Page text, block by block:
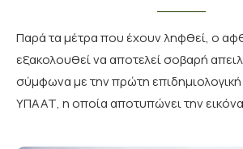
Παρά τα μέτρα που έχουν ληφθεί, ο
εξακολουθεί να αποτελεί σοβαρή
σύμφωνα με την πρώτη
ΥΠΑΑΤ, η οποία αποτυπώνει την